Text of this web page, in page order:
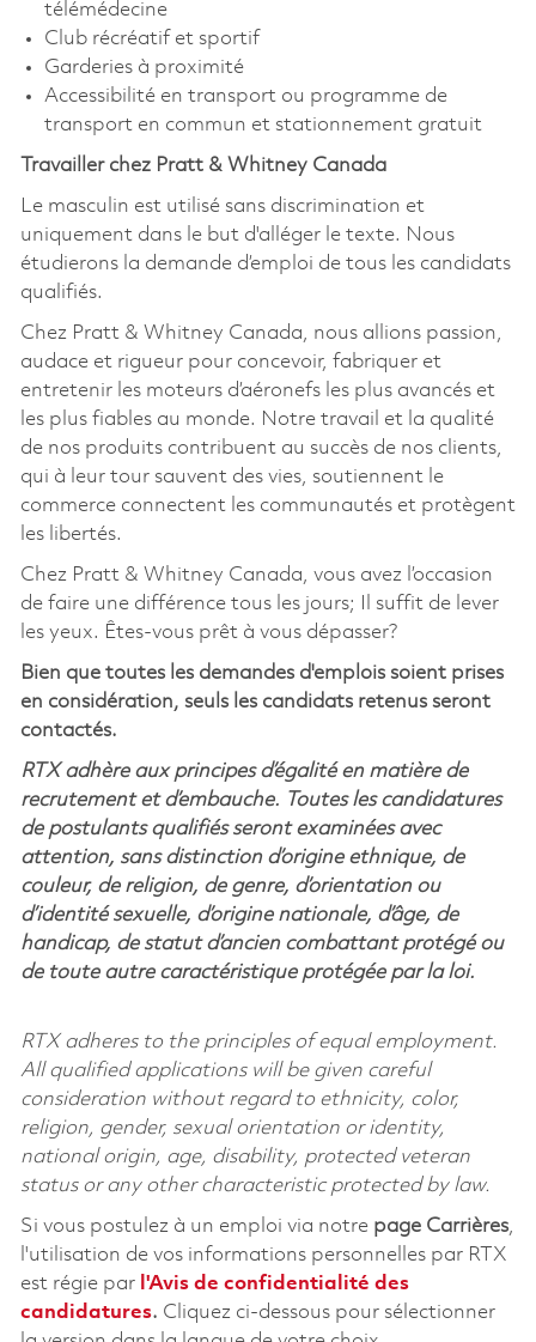
télémédecine
Club récréatif et sportif
Garderies à proximité
Accessibilité en transport ou programme de
transport en commun et stationnement gratuit
Travailler chez Pratt & Whitney Canada
Le masculin est utilisé sans discrimination et
uniquement dans le but d'alléger le texte. Nous
étudierons la demande d’emploi de tous les candidats
qualifiés.
Chez Pratt & Whitney Canada, nous allions passion,
audace et rigueur pour concevoir, fabriquer et
entretenir les moteurs d’aéronefs les plus avancés et
les plus fiables au monde. Notre travail et la qualité
de nos produits contribuent au succès de nos clients,
qui à leur tour sauvent des vies, soutiennent le
commerce connectent les communautés et protègent
les libertés.
Chez Pratt & Whitney Canada, vous avez l’occasion
de faire une différence tous les jours; Il suffit de lever
les yeux. Êtes-vous prêt à vous dépasser?
Bien que toutes les demandes d'emplois soient prises
en considération, seuls les candidats retenus seront
contactés.
RTX adhère aux principes d’égalité en matière de
recrutement et d’embauche. Toutes les candidatures
de postulants qualifiés seront examinées avec
attention, sans distinction d’origine ethnique, de
couleur, de religion, de genre, d’orientation ou
d’identité sexuelle, d’origine nationale, d’âge, de
handicap, de statut d’ancien combattant protégé ou
de toute autre caractéristique protégée par la loi.
RTX adheres to the principles of equal employment.
All qualified applications will be given careful
consideration without regard to ethnicity, color,
religion, gender, sexual orientation or identity,
national origin, age, disability, protected veteran
status or any other characteristic protected by law.
Si vous postulez à un emploi via notre page Carrières,
l'utilisation de vos informations personnelles par RTX
est régie par l'Avis de confidentialité des
candidatures. Cliquez ci-dessous pour sélectionner